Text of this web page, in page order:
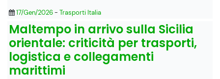
17/Gen/2026- Trasporti Italia
Maltempo in arrivo sulla Sicilia
orientale: criticità per trasporti,
logistica e collegamenti
marittimi